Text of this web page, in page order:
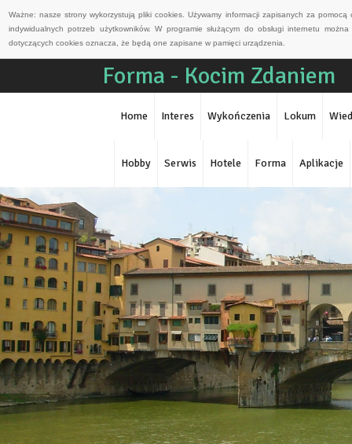
Ważne: nasze strony wykorzystują pliki cookies. Używamy informacji zapisanych za
indywidualnych potrzeb użytkowników. W programie służącym do obsługi internetu
dotyczących cookies oznacza, że będą one zapisane w pamięci urządzenia.
Forma - Kocim Zdaniem
Home Interes Wykończenia Lokum
Hobby Serwis Hotele Forma Aplikacje